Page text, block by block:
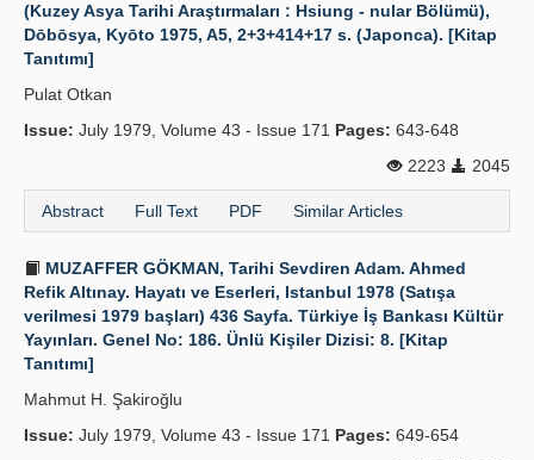
(Kuzey Asya Tarihi Araştırmaları : Hsiung - nular Bölümü),
Dōbōsya, Kyōto 1975, A5, 2+3+414+17 s. (Japonca). [Kitap
Tanıtımı]
Pulat Otkan
Issue: July 1979, Volume 43 - Issue 171 Pages: 643-648
2223
2045
Abstract Full Text PDF Similar Articles
MUZAFFER GÖKMAN, Tarihi Sevdiren Adam. Ahmed
Refik Altınay. Hayatı ve Eserleri, Istanbul 1978 (Satışa
verilmesi 1979 başları) 436 Sayfa. Türkiye İş Bankası Kültür
Yayınları. Genel No: 186. Ünlü Kişiler Dizisi: 8. [Kitap
Tanıtımı]
Mahmut H. Şakiroğlu
Issue: July 1979, Volume 43 - Issue 171 Pages: 649-654